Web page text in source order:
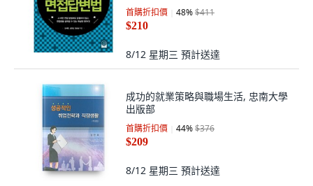
首購折扣價 48%$411
$210
8/12 星期三 預計送達
成功的就業策略與職場生活, 忠南大學
出版部
首購折扣價 44%$376
$209
8/12 星期三 預計送達